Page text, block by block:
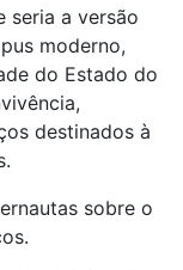
seria a versão
moderno,
do Estado do
destinados à
sobre o